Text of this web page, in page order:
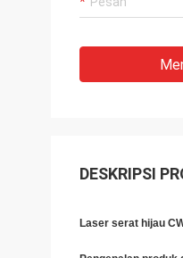
DESKRIPSI
Laser serat hijau